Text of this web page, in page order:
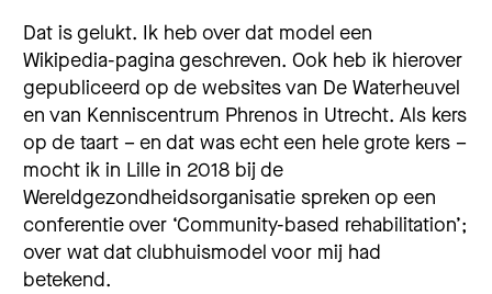
Dat is gelukt. Ik heb over dat model een
Wikipedia-pagina geschreven. Ook heb ik hierover
gepubliceerd op de websites van De Waterheuvel
en van Kenniscentrum Phrenos in Utrecht. Als kers
op de taart – en dat was echt een hele grote kers –
mocht ik in Lille in 2018 bij de
Wereldgezondheidsorganisatie spreken op een
conferentie over ‘Community-based rehabilitation’;
over wat dat clubhuismodel voor mij had
betekend.